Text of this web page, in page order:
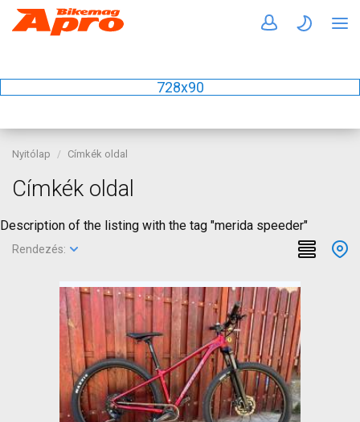
728x90
Nyitólap Címkék oldal
Címkék oldal
Description of the listing with the tag "merida speeder"
Rendezés: